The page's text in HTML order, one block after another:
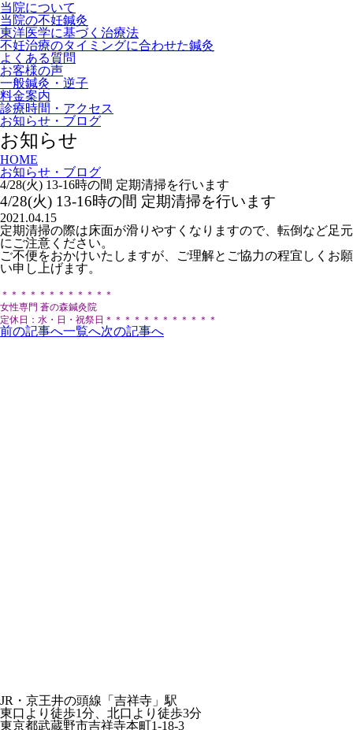
当院について
当院の不妊鍼灸
東洋医学に基づく治療法
不妊治療のタイミングに合わせた鍼灸
よくある質問
お客様の声
一般鍼灸・逆子
料金案内
診療時間・アクセス
お知らせ・ブログ
お知らせ
HOME
お知らせ・ブログ
4/28(火) 13-16時の間 定期清掃を行います
4/28(火) 13-16時の間 定期清掃を行います
2021.04.15
定期清掃の際は床面が滑りやすくなりますので、転倒など足元
にご注意ください。
ご不便をおかけいたしますが、ご理解とご協力の程宜しくお願
い申し上げます。
＊＊＊＊＊＊＊＊＊＊＊＊
女性専門 蒼の森鍼灸院
定休日：水・日・祝祭日 ＊＊＊＊＊＊＊＊＊＊＊＊
前の記事へ一覧へ次の記事へ
JR・京王井の頭線「吉祥寺」駅
東口より徒歩1分、北口より徒歩3分
東京都武蔵野市吉祥寺本町1-18-3